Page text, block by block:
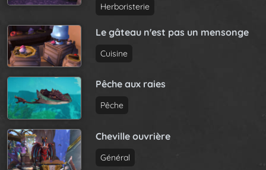
Herboristerie
Le gâteau n'est pas un mensonge
Cuisine
Pêche aux raies
Pêche
Cheville ouvrière
Général